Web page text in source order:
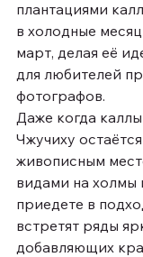
плантациями
в холодные
март, делая её
для любителей
фотографов.
Даже когда
Чжучиху
живописным
видами на холмы
приедете в
встретят ряды
добавляющих